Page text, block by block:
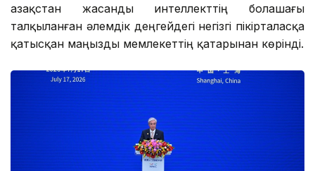
Қазақстан жасанды интеллекттің болашағы
талқыланған әлемдік деңгейдегі негізгі пікірталасқа
қатысқан маңызды мемлекеттің қатарынан көрінді.